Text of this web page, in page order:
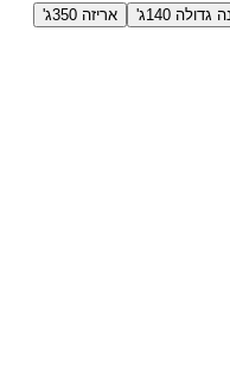
גדולה 140ג' אריזה 350ג'